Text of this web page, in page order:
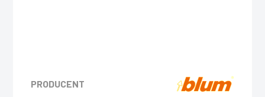
PRODUCENT